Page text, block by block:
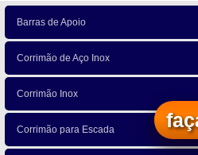
Barras de Apoio
Corrimão de Aço Inox
Corrimão Inox
Corrimão para Escada